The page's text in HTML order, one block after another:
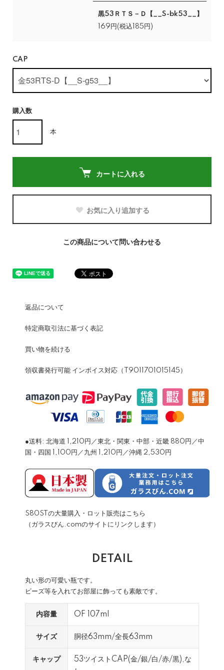
黒53ＲＴＳ－Ｄ【__S-bk53__】
169円(税込185円)
CAP
購入数
本
カートに入れる
お気に入り追加する
この商品について問い合わせる
返品について
特定商取引法に基づく表記
買い物を続ける
領収書発行可能 インボイス対応（T9011701015145）
●送料: 北海道 1,210円／東北・関東・中部・近畿 880円／中
国・四国 1,100円／九州 1,210円／沖縄 2,530円
S80STの大量購入・ロット販売はこちら
（ガラスびん.comのサイトにリンクします）
DETAIL
丸い形の可愛い瓶です。
ビーズ等を入れてお部屋に飾っても素敵です。
内容量 OF 107ml
サイズ 胴径63mm/全長63mm
キャップ
53ツイストCAP(金/銀/白/赤/黒),な